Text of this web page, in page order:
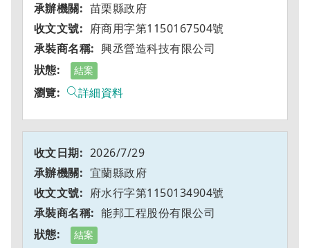
苗栗縣政府
府商用字第1150167504號
興丞營造科技有限公司
結案
詳細資料
2026/7/29
宜蘭縣政府
府水行字第1150134904號
能邦工程股份有限公司
結案